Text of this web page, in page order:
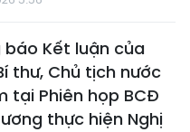
báo Kết luận của
thư, Chủ tịch nước
tại Phiên họp BCĐ
thực hiện Nghị